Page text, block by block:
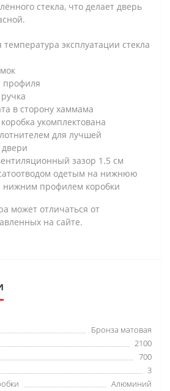
стекла, что делает дверь
эксплуатации стекла
профиля
в сторону хаммама
укомплектована
для лучшей
зазор 1.5 см
одетым на нижнюю
нижним профилем коробки
может отличаться от
на сайте.
Бронза матовая
2100
700
3
Алюминий